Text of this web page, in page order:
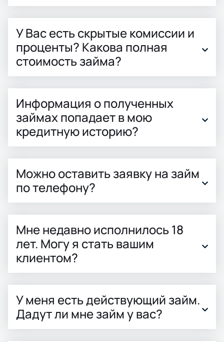
У Вас есть скрытые комиссии и
проценты? Какова полная
стоимость займа?
Информация о полученных
займах попадает в мою
кредитную историю?
Можно оставить заявку на займ
по телефону?
Мне недавно исполнилось 18
лет. Могу я стать вашим
клиентом?
У меня есть действующий займ.
Дадут ли мне займ у вас?